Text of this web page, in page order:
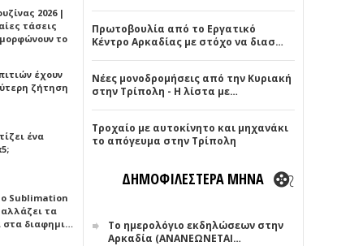
2026 |
τάσεις
το
έχουν
ζήτηση
ένα
Sublimation
αλλάζει τα
στα διαφημι…
Πρωτοβουλία από το Εργατικό
Κέντρο Αρκαδίας με στόχο να διασ…
Νέες μονοδρομήσεις από την Κυριακή
στην Τρίπολη - Η λίστα με…
Τροχαίο με αυτοκίνητο και μηχανάκι
το απόγευμα στην Τρίπολη
ΔΗΜΟΦΙΛΕΣΤΕΡΑ ΜΗΝΑ
Το ημερολόγιο εκδηλώσεων στην
Αρκαδία (ΑΝΑΝΕΩΝΕΤΑΙ…